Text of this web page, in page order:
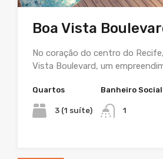
Boa Vista
No coração do centro do
Vista Boulevard, um
Quartos
3 (1 suíte)
Banheiro Social
1